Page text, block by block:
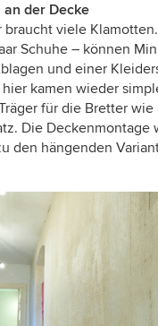
an der Decke
viele
Schuhe – können
und einer
kamen wieder
für die Bretter wie
Die Deckenmontage
den hängenden